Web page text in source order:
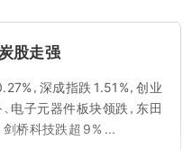
股走强
，深成指跌 1.51%，创业
电子元器件板块领跌，东田
剑桥科技跌超 9% ...